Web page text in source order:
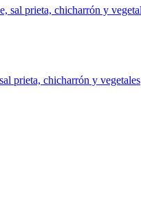
prieta, chicharrón y vegetales